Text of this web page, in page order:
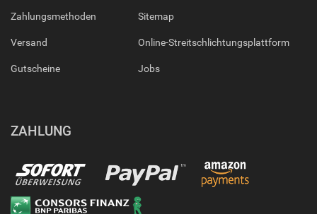
Zahlungsmethoden
Versand
Gutscheine
Sitemap
Online-Streitschlichtungsplattform
Jobs
ZAHLUNG